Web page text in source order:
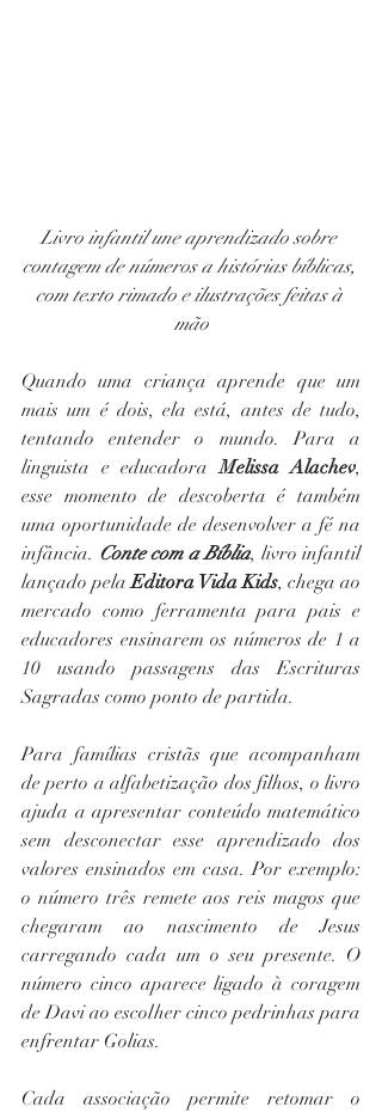
Livro infantil une aprendizado sobre
contagem de números a histórias bíblicas,
com texto rimado e ilustrações feitas à
mão
Quando uma criança aprende que um
mais um é dois, ela está, antes de tudo,
tentando entender o mundo. Para a
linguista e educadora Melissa Alachev,
esse momento de descoberta é também
uma oportunidade de desenvolver a fé na
infância. Conte com a Bíblia, livro infantil
lançado pela Editora Vida Kids, chega ao
mercado como ferramenta para pais e
educadores ensinarem os números de 1 a
10 usando passagens das Escrituras
Sagradas como ponto de partida.
Para famílias cristãs que acompanham
de perto a alfabetização dos filhos, o livro
ajuda a apresentar conteúdo matemático
sem desconectar esse aprendizado dos
valores ensinados em casa. Por exemplo:
o número três remete aos reis magos que
chegaram ao nascimento de Jesus
carregando cada um o seu presente. O
número cinco aparece ligado à coragem
de Davi ao escolher cinco pedrinhas para
enfrentar Golias.
Cada associação permite retomar o